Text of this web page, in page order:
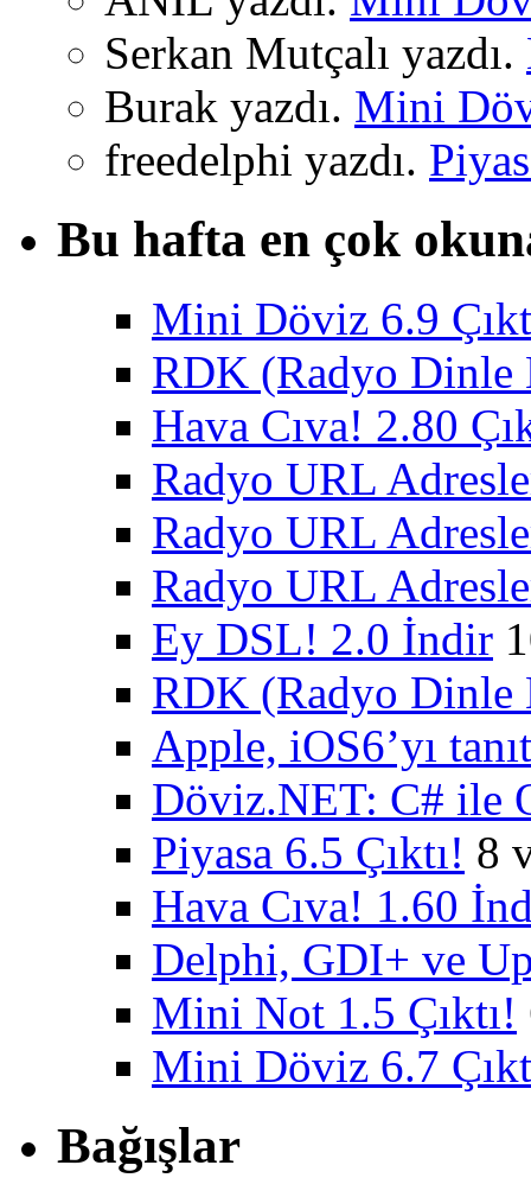
Serkan Mutçalı yazdı.
Burak yazdı. Mini
freedelphi yazdı.
Bu hafta en çok
Mini Döviz 6.9
RDK (Radyo Dinle
Hava Cıva! 2.80
Radyo URL
Radyo URL
Radyo URL
Ey DSL! 2.0 İndir
RDK (Radyo Dinle
Apple, iOS6’yı
Döviz.NET: C# ile
Piyasa 6.5 Çıktı! 8
Hava Cıva! 1.60
Delphi, GDI+ ve
Mini Not 1.5 Çıktı!
Mini Döviz 6.7
Bağışlar